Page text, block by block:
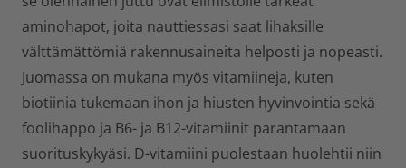
aminohapot, joita nauttiessasi saat lihaksille
välttämättömiä rakennusaineita helposti ja nopeasti.
Juomassa on mukana myös vitamiineja, kuten
biotiinia tukemaan ihon ja hiusten hyvinvointia sekä
foolihappo ja B6- ja B12-vitamiinit parantamaan
suorituskykyäsi. D-vitamiini puolestaan huolehtii niin